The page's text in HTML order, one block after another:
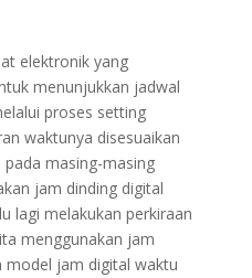
elektronik yang
menunjukkan jadwal
proses setting
waktunya disesuaikan
masing-masing
jam dinding digital
lagi melakukan perkiraan
menggunakan jam
model jam digital waktu